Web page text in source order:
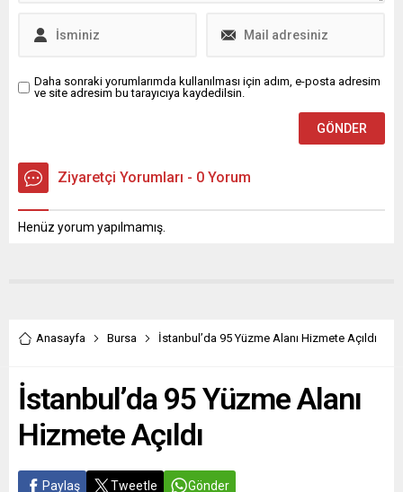
Daha sonraki yorumlarımda kullanılması için adım, e-posta adresim
ve site adresim bu tarayıcıya kaydedilsin.
Ziyaretçi Yorumları - 0 Yorum
Henüz yorum yapılmamış.
Anasayfa Bursa İstanbul’da 95 Yüzme Alanı Hizmete Açıldı
İstanbul’da 95 Yüzme Alanı
Hizmete Açıldı
Paylaş Tweetle Gönder